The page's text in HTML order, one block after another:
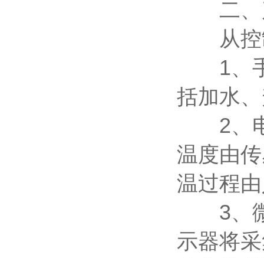
二、
从控
1、手
括加水
2、电
温度由
温过程
3、微
示器将